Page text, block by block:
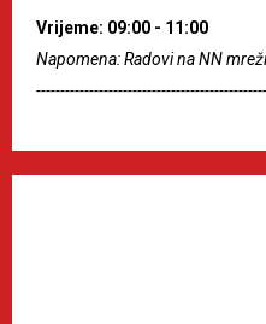
Vrijeme: 09:00 - 11:00
Napomena: Radovi na NN mreži